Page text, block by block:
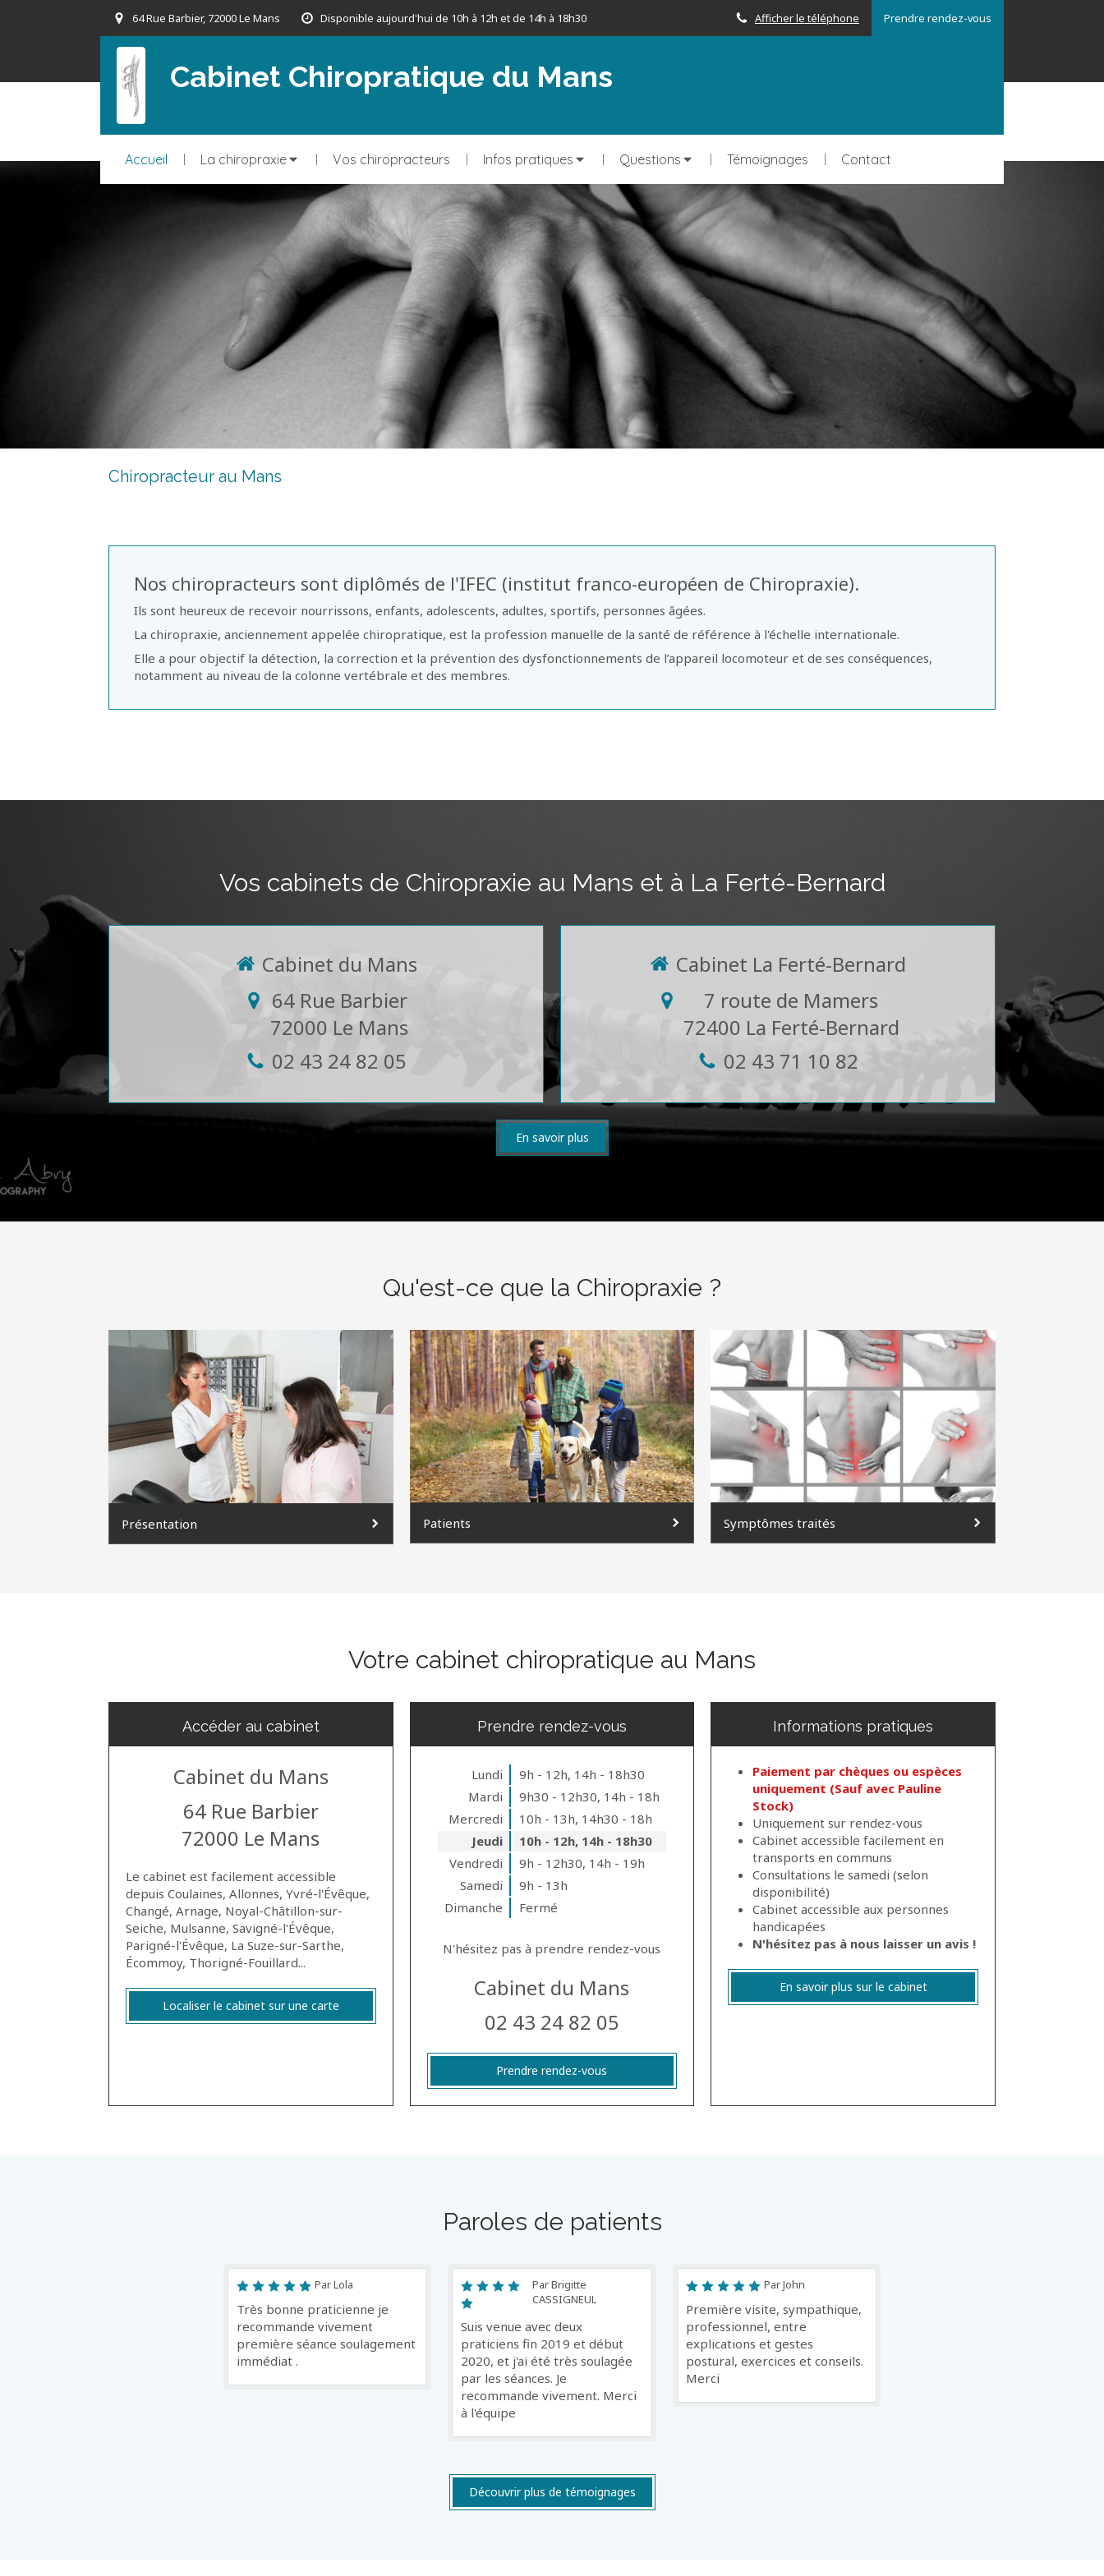
64 Rue Barbier, 72000 Le Mans Disponible aujourd'hui de 10h à 12h et de 14h à 18h30 Prendre rendez-vous
Afficher le téléphone
Cabinet Chiropratique du Mans
Accueil La chiropraxie Vos chiropracteurs Infos pratiques Questions Témoignages Contact
Chiropracteur au Mans
Nos chiropracteurs sont diplômés de l'IFEC (institut franco-européen de Chiropraxie).
Ils sont heureux de recevoir nourrissons, enfants, adolescents, adultes, sportifs, personnes âgées.
La chiropraxie, anciennement appelée chiropratique, est la profession manuelle de la santé de référence à l'échelle internationale.
Elle a pour objectif la détection, la correction et la prévention des dysfonctionnements de l’appareil locomoteur et de ses conséquences,
notamment au niveau de la colonne vertébrale et des membres.
Vos cabinets de Chiropraxie au Mans et à La Ferté-Bernard
Cabinet du Mans
64 Rue Barbier
72000 Le Mans
02 43 24 82 05
Cabinet La Ferté-Bernard
7 route de Mamers
72400 La Ferté-Bernard
02 43 71 10 82
En savoir plus
Qu'est-ce que la Chiropraxie ?
Présentation Patients Symptômes traités
Votre cabinet chiropratique au Mans
Accéder au cabinet
Cabinet du Mans
64 Rue Barbier
72000 Le Mans
Le cabinet est facilement accessible
depuis Coulaines, Allonnes, Yvré-l'Évêque,
Changé, Arnage, Noyal-Châtillon-sur-
Seiche, Mulsanne, Savigné-l'Évêque,
Parigné-l'Évêque, La Suze-sur-Sarthe,
Écommoy, Thorigné-Fouillard...
Localiser le cabinet sur une carte
Prendre rendez-vous
Lundi 9h - 12h, 14h - 18h30
Mardi
9h30 - 12h30, 14h - 18h
Mercredi
10h - 13h, 14h30 - 18h
Jeudi
10h - 12h, 14h - 18h30
Vendredi
9h - 12h30, 14h - 19h
Samedi
9h - 13h
Dimanche
Fermé
N'hésitez pas à prendre rendez-vous
Cabinet du Mans
02 43 24 82 05
Prendre rendez-vous
Informations pratiques
Paiement par chèques ou espèces
uniquement (Sauf avec Pauline
Stock)
Uniquement sur rendez-vous
Cabinet accessible facilement en
transports en communs
Consultations le samedi (selon
disponibilité)
Cabinet accessible aux personnes
handicapées
N'hésitez pas à nous laisser un avis !
En savoir plus sur le cabinet
Paroles de patients
Par Lola
Très bonne praticienne je
recommande vivement
première séance soulagement
immédiat .
Par Brigitte
CASSIGNEUL
Suis venue avec deux
praticiens fin 2019 et début
2020, et j'ai été très soulagée
par les séances. Je
recommande vivement. Merci
à l'équipe
Par John
Première visite, sympathique,
professionnel, entre
explications et gestes
postural, exercices et conseils.
Merci
Découvrir plus de témoignages